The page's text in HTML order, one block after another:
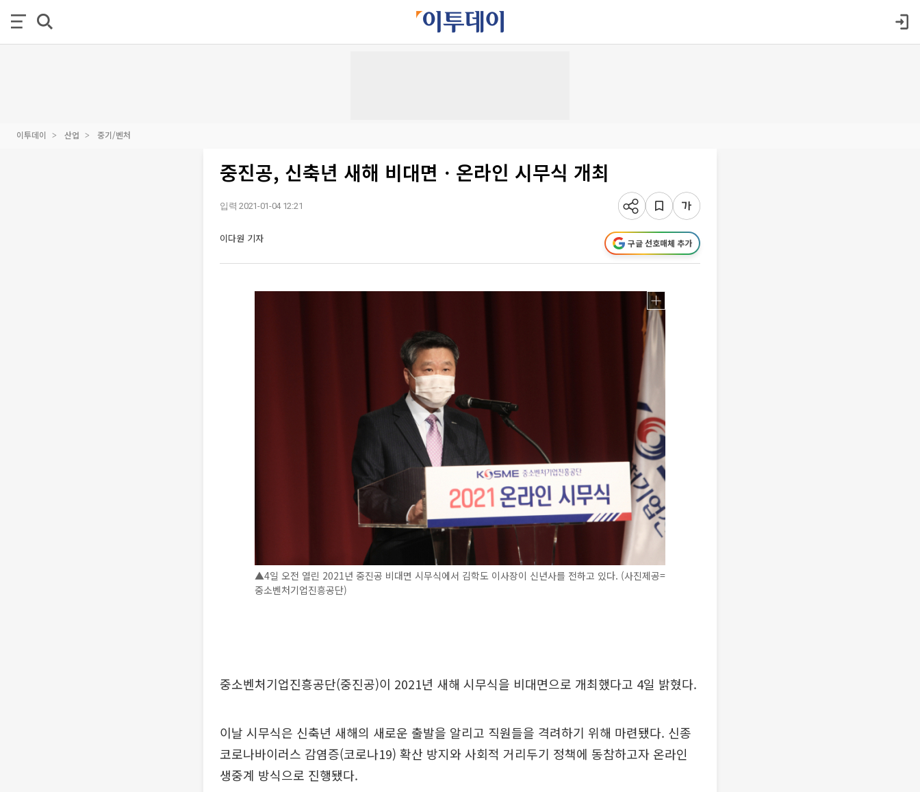
이투데이 산업 중기/벤처
중진공, 신축년 새해 비대면ㆍ온라인 시무식 개최
입력 2021-01-04 12:21
이다원 기자 구글 선호매체 추가
▲4일 오전 열린 2021년 중진공 비대면 시무식에서 김학도 이사장이 신년사를 전하고 있다. (사진제공=
중소벤처기업진흥공단)
중소벤처기업진흥공단(중진공)이 2021년 새해 시무식을 비대면으로 개최했다고 4일 밝혔다.
이날 시무식은 신축년 새해의 새로운 출발을 알리고 직원들을 격려하기 위해 마련됐다. 신종
코로나바이러스 감염증(코로나19) 확산 방지와 사회적 거리두기 정책에 동참하고자 온라인
생중계 방식으로 진행됐다.